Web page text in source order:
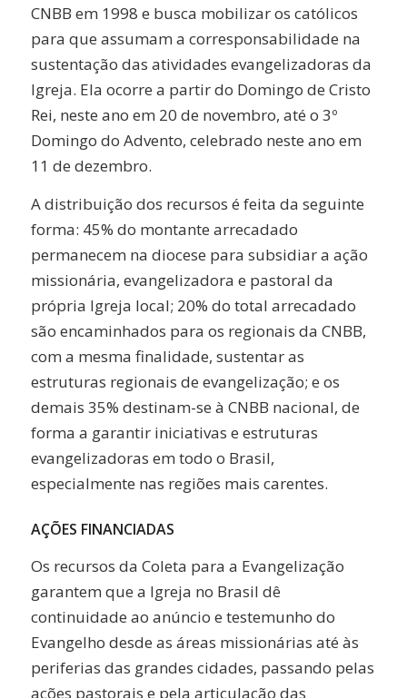
CNBB em 1998 e busca mobilizar os católicos
para que assumam a corresponsabilidade na
sustentação das atividades evangelizadoras da
Igreja. Ela ocorre a partir do Domingo de Cristo
Rei, neste ano em 20 de novembro, até o 3º
Domingo do Advento, celebrado neste ano em
11 de dezembro.
A distribuição dos recursos é feita da seguinte
forma: 45% do montante arrecadado
permanecem na diocese para subsidiar a ação
missionária, evangelizadora e pastoral da
própria Igreja local; 20% do total arrecadado
são encaminhados para os regionais da CNBB,
com a mesma finalidade, sustentar as
estruturas regionais de evangelização; e os
demais 35% destinam-se à CNBB nacional, de
forma a garantir iniciativas e estruturas
evangelizadoras em todo o Brasil,
especialmente nas regiões mais carentes.
AÇÕES FINANCIADAS
Os recursos da Coleta para a Evangelização
garantem que a Igreja no Brasil dê
continuidade ao anúncio e testemunho do
Evangelho desde as áreas missionárias até às
periferias das grandes cidades, passando pelas
ações pastorais e pela articulação das